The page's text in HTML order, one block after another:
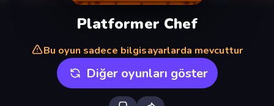
Platformer Chef
Bu oyun sadece bilgisayarlarda mevcuttur
Diğer oyunları göster